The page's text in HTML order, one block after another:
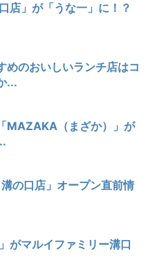
店」が「うな一」に！？
めのおいしいランチ店はコ
...
MAZAKA（まざか）」が
溝の口店」オープン直前情
がマルイファミリー溝口